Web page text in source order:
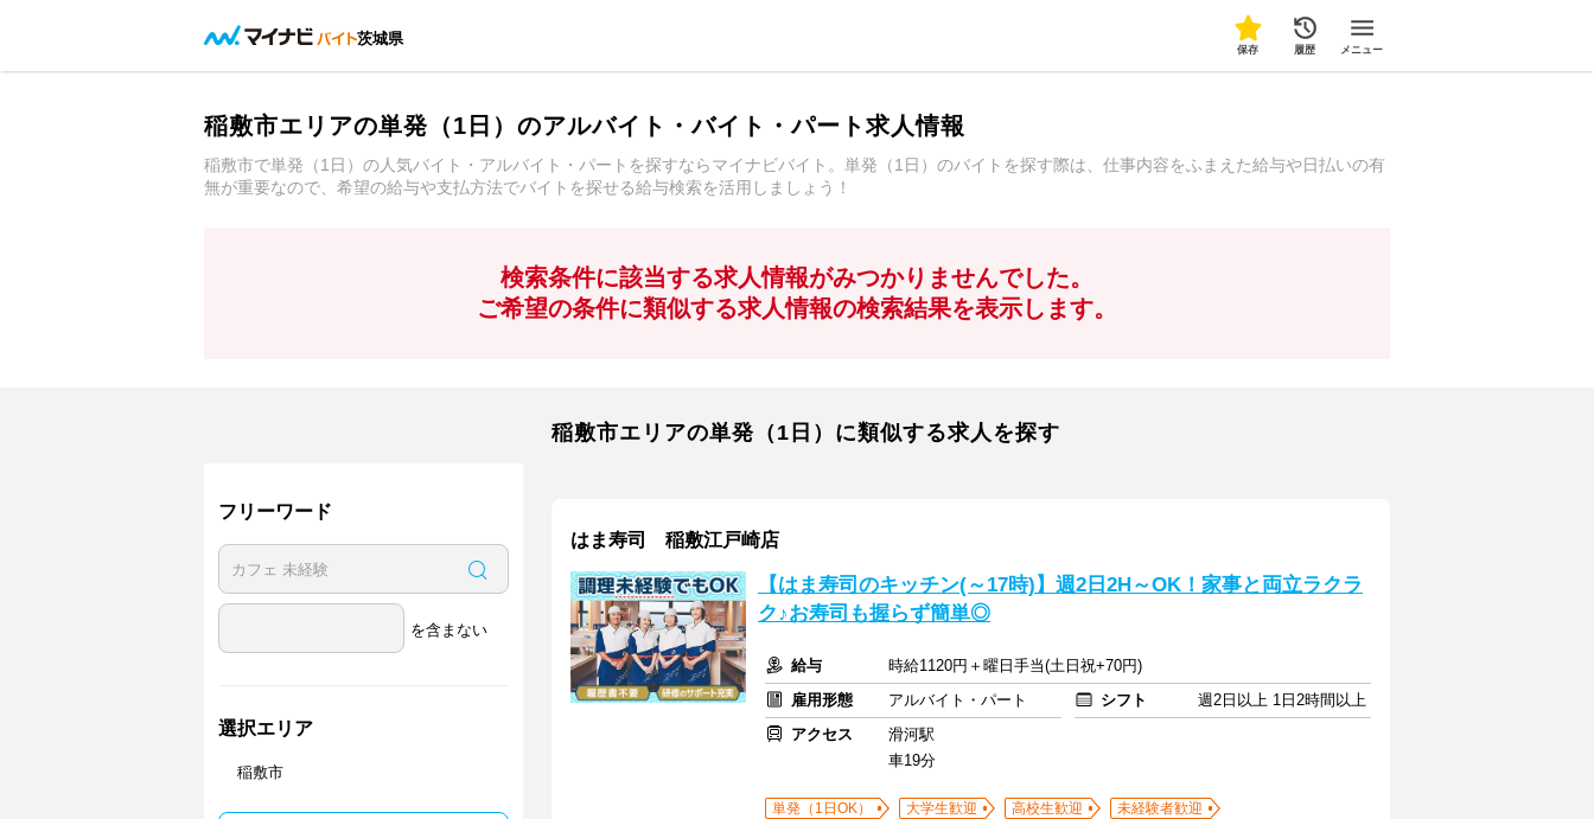
茨城県
保存 履歴 メニュー
稲敷市エリアの単発（1日）のアルバイト・バイト・パート求人情報
稲敷市で単発（1日）の人気バイト・アルバイト・パートを探すならマイナビバイト。単発（1日）のバイトを探す際は、仕事内容をふまえた給与や日払いの有
無が重要なので、希望の給与や支払方法でバイトを探せる給与検索を活用しましょう！
検索条件に該当する求人情報がみつかりませんでした。
ご希望の条件に類似する求人情報の検索結果を表示します。
フリーワード
を含まない
選択エリア
稲敷市
稲敷市エリアの単発（1日）に類似する求人を探す
はま寿司 稲敷江戸崎店
【はま寿司のキッチン(～17時)】週2日2H～OK！家事と両立ラクラ
ク♪お寿司も握らず簡単◎
給与
時給1120円＋曜日手当(土日祝+70円)
雇用形態
アルバイト・パート シフト
週2日以上 1日2時間以上
アクセス
滑河駅
車19分
単発（1日OK） 大学生歓迎 高校生歓迎
未経験者歓迎